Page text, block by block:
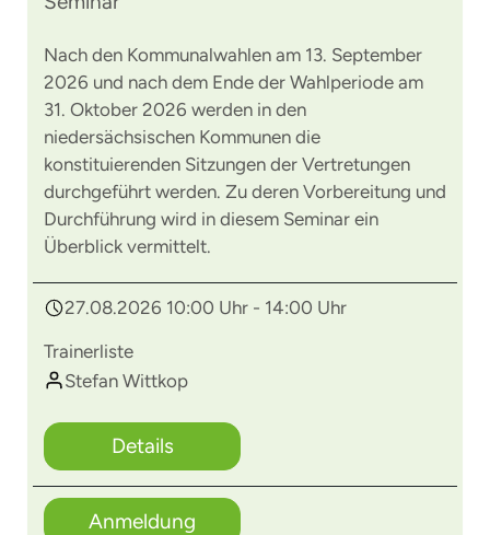
Nach den Kommunalwahlen am 13. September
2026 und nach dem Ende der Wahlperiode am
31. Oktober 2026 werden in den
niedersächsischen Kommunen die
konstituierenden Sitzungen der Vertretungen
durchgeführt werden. Zu deren Vorbereitung und
Durchführung wird in diesem Seminar ein
Überblick vermittelt.
27.08.2026 10:00 Uhr - 14:00 Uhr
Trainerliste
Stefan Wittkop
Details
Anmeldung